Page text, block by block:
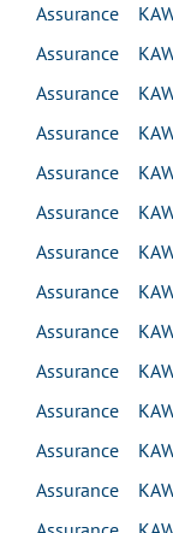
Assurance
Assurance
Assurance
Assurance
Assurance
Assurance
Assurance
Assurance
Assurance
Assurance
Assurance
Assurance
Assurance